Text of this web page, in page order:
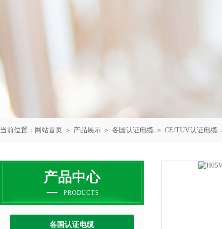
当前位置： 网站首页 ＞ 产品展示 ＞ 各国认证电缆 ＞ CE/TUV认证电缆
产品中心
PRODUCTS
各国认证电缆